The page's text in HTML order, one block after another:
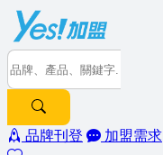
品牌刊登 加盟需求